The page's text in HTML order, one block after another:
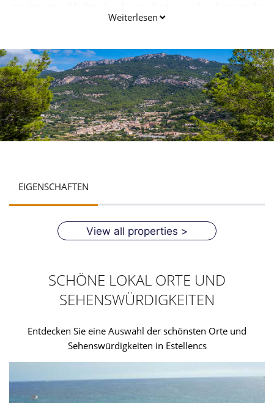
Bauer Terrassen für die Landwirtschaft. Auch gibt es
kleine Stadt vermitteln. Die Stadt ist vielleicht das beste,
wenn es darum geht, Erbe, kulturelle Werte und der
natürlichen Schönheit.
Weiterlesen
EIGENSCHAFTEN
View all properties >
SCHÖNE LOKAL ORTE UND
SEHENSWÜRDIGKEITEN
Entdecken Sie eine Auswahl der schönsten Orte und
Sehenswürdigkeiten in Estellencs